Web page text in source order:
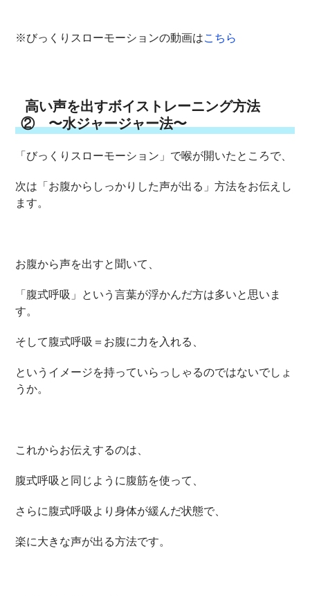
※びっくりスローモーションの動画はこちら
高い声を出すボイストレーニング方法
② 〜水ジャージャー法〜
「びっくりスローモーション」で喉が開いたところで、
次は「お腹からしっかりした声が出る」方法をお伝えし
ます。
お腹から声を出すと聞いて、
「腹式呼吸」という言葉が浮かんだ方は多いと思いま
す。
そして腹式呼吸＝お腹に力を入れる、
というイメージを持っていらっしゃるのではないでしょ
うか。
これからお伝えするのは、
腹式呼吸と同じように腹筋を使って、
さらに腹式呼吸より身体が緩んだ状態で、
楽に大きな声が出る方法です。